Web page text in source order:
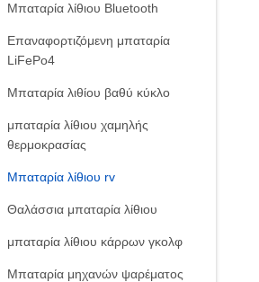
Μπαταρία λίθιου Bluetooth
Επαναφορτιζόμενη μπαταρία
LiFePo4
Μπαταρία λιθίου βαθύ κύκλο
μπαταρία λίθιου χαμηλής
θερμοκρασίας
Μπαταρία λίθιου rv
Θαλάσσια μπαταρία λίθιου
μπαταρία λίθιου κάρρων γκολφ
Μπαταρία μηχανών ψαρέματος